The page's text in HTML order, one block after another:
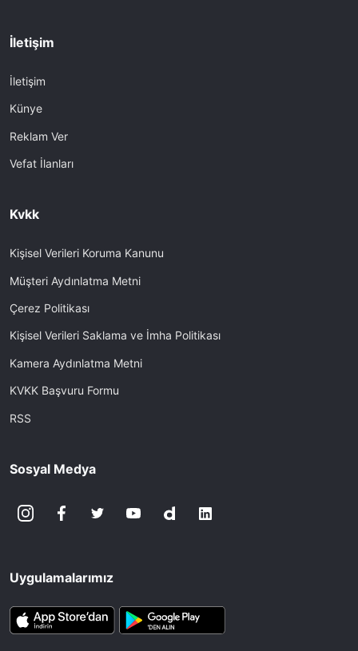
İletişim
İletişim
Künye
Reklam Ver
Vefat İlanları
Kvkk
Kişisel Verileri Koruma Kanunu
Müşteri Aydınlatma Metni
Çerez Politikası
Kişisel Verileri Saklama ve İmha Politikası
Kamera Aydınlatma Metni
KVKK Başvuru Formu
RSS
Sosyal Medya
Uygulamalarımız